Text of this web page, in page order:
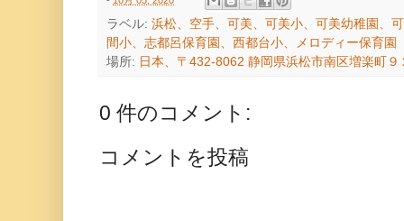
ラベル: 浜松、空手、可美、可美小、可美幼稚園、
間小、志都呂保育園、西都台小、メロディー保育園
場所: 日本、〒432-8062 静岡県浜松市南区増楽町９
0 件のコメント:
コメントを投稿